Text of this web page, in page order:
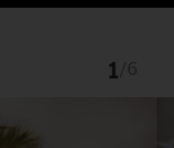
1